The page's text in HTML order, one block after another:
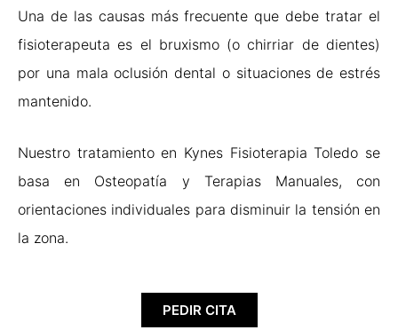
Una de las causas más frecuente que debe tratar el
fisioterapeuta es el bruxismo (o chirriar de dientes)
por una mala oclusión dental o situaciones de estrés
mantenido.
Nuestro tratamiento en Kynes Fisioterapia Toledo se
basa en Osteopatía y Terapias Manuales, con
orientaciones individuales para disminuir la tensión en
la zona.
PEDIR CITA